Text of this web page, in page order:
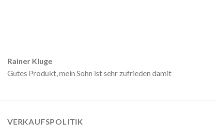
Rainer Kluge
Gutes Produkt, mein Sohn ist sehr zufrieden damit
VERKAUFSPOLITIK